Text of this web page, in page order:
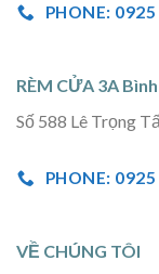
PHONE:
RÈM CỬA 3A
Số 588 Lê Trọng
PHONE:
VỀ CHÚNG TÔI